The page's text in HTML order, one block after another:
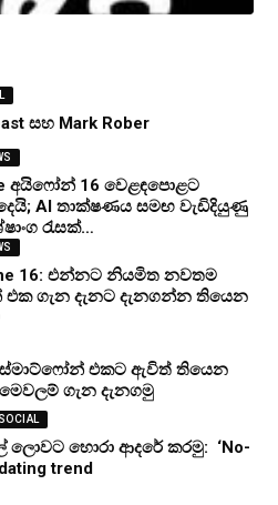
සහ Mark Rober
අයිෆෝන් 16 වෙළඳපොළට
AI තාක්ෂණය සමඟ වැඩිදියුණු
රැසක්…
16: එන්නට නියමිත නවතම
ගැන දැනට දැනගන්න තියෙන
එකට ඇවිත් තියෙන
ගැන දැනගමු
ලොවට හොරා ආදරේ කරමු: ‘No-
trend